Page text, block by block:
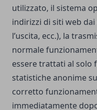
utilizzato, il sistema
indirizzi di siti web
l’uscita, ecc.), la
normale
essere trattati al solo
statistiche anonime
corretto
immediatamente